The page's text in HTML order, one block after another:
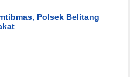
Polsek Belitang